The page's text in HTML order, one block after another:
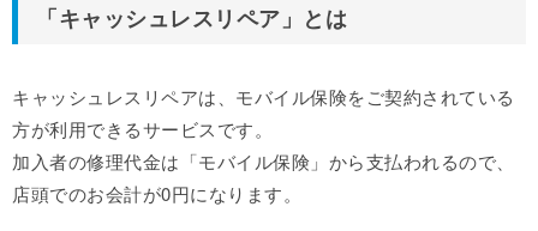
「キャッシュレスリペア」とは
キャッシュレスリペアは、モバイル保険をご契約されている
方が利用できるサービスです。
加入者の修理代金は「モバイル保険」から支払われるので、
店頭でのお会計が0円になります。